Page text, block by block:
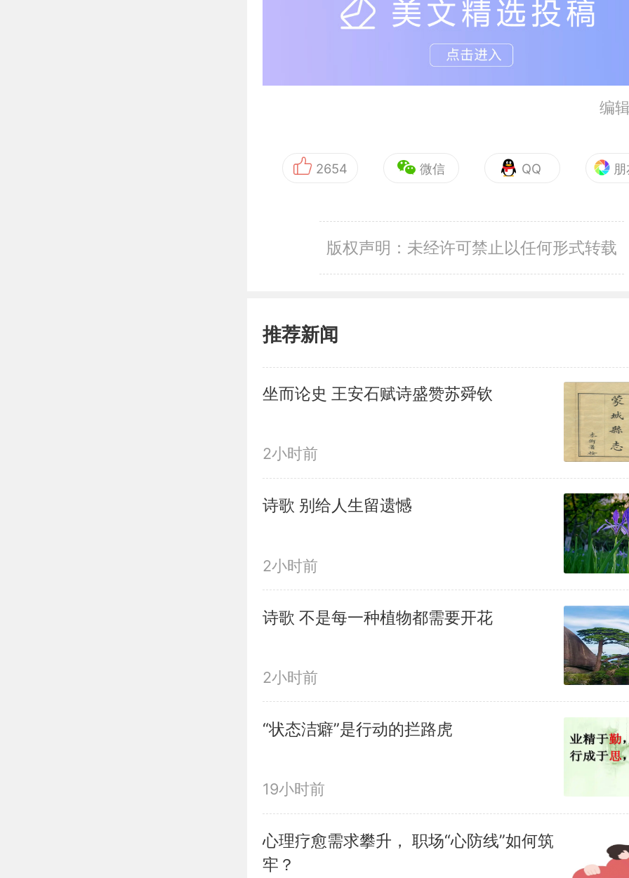
编
2654 微信 QQ
版权声明：未经许可禁止以任何形式转载
推荐新闻
坐而论史 王安石赋诗盛赞苏舜钦
2小时前
诗歌 别给人生留遗憾
2小时前
诗歌 不是每一种植物都需要开花
2小时前
“状态洁癖”是行动的拦路虎
19小时前
心理疗愈需求攀升， 职场“心防线”如何筑
牢？